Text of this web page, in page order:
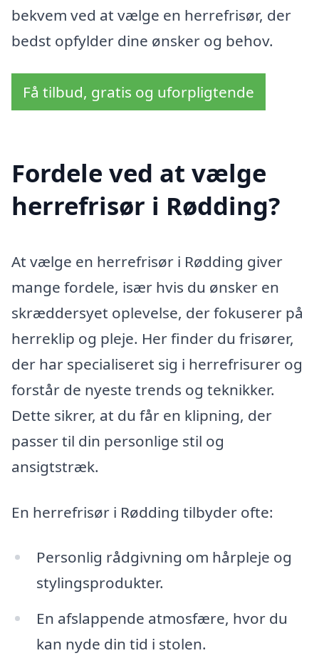
bekvem ved at vælge en herrefrisør, der
bedst opfylder dine ønsker og behov.
Få tilbud, gratis og uforpligtende
Fordele ved at vælge
herrefrisør i Rødding?
At vælge en herrefrisør i Rødding giver
mange fordele, især hvis du ønsker en
skræddersyet oplevelse, der fokuserer på
herreklip og pleje. Her finder du frisører,
der har specialiseret sig i herrefrisurer og
forstår de nyeste trends og teknikker.
Dette sikrer, at du får en klipning, der
passer til din personlige stil og
ansigtstræk.
En herrefrisør i Rødding tilbyder ofte:
Personlig rådgivning om hårpleje og
stylingsprodukter.
En afslappende atmosfære, hvor du
kan nyde din tid i stolen.